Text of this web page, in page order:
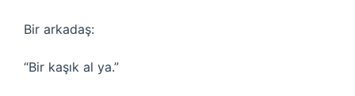
Bir arkadaş:
“Bir kaşık al ya.”